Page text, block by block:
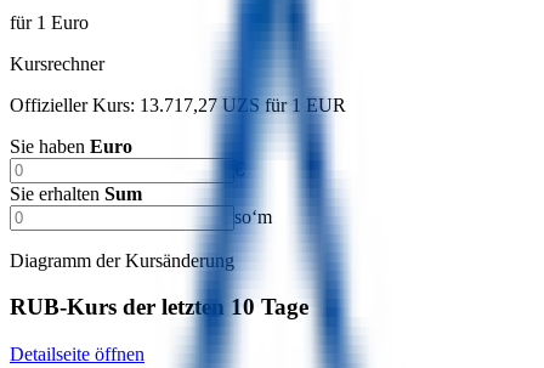
für1 Euro
Kursrechner
Offizieller Kurs: 13.717,27 UZS für 1 EUR
Sie haben Euro
€
Sie erhalten Sum
soʻm
Diagramm der Kursänderung
RUB-Kurs der letzten 10 Tage
Detailseite öffnen